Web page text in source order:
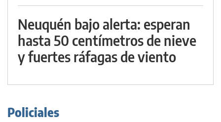
Neuquén bajo alerta: esperan
hasta 50 centímetros de nieve
y fuertes ráfagas de viento
Policiales